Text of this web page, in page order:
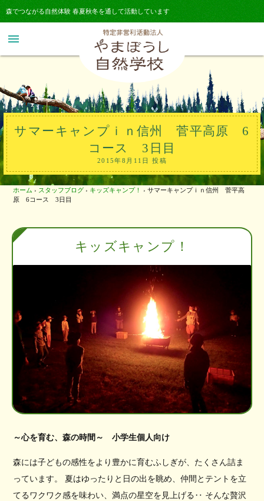
森でつながる自然体験 春夏秋冬を通して活動しています
menu
サマーキャンプｉｎ信州 菅平高原 6
コース 3日目
2015年8月11日 投稿
ホーム › スタッフブログ › キッズキャンプ！ › サマーキャンプｉｎ信州 菅平高
原 6コース 3日目
キッズキャンプ！
～心を育む、森の時間～ 小学生個人向け
森には子どもの感性をより豊かに育むふしぎが、たくさん詰ま
っています。 夏はゆったりと日の出を眺め、仲間とテントを立
てるワクワク感を味わい、満点の星空を見上げる‥ そんな贅沢